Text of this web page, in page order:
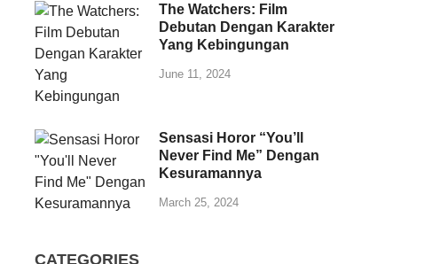
The Watchers: Film
Debutan Dengan Karakter
Yang Kebingungan
June 11, 2024
Sensasi Horor “You’ll
Never Find Me” Dengan
Kesuramannya
March 25, 2024
CATEGORIES